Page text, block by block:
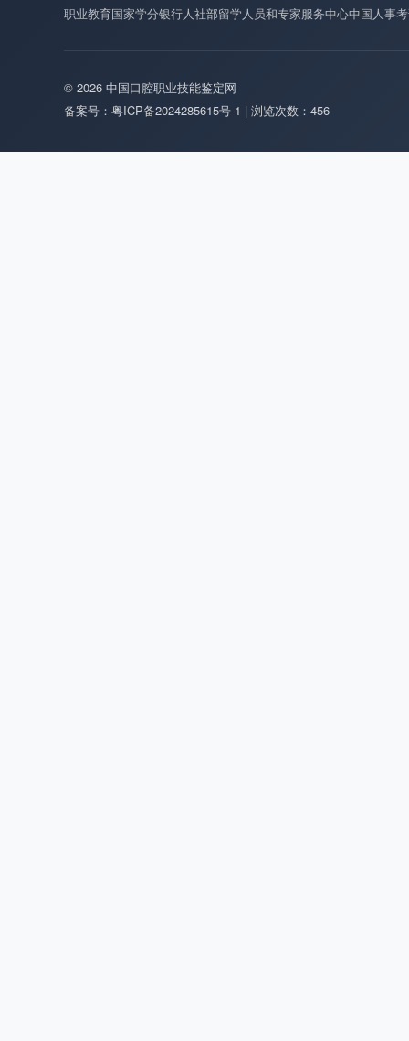
职业教育国家学分银行人社部留学人员和专家服务中心中国人事
© 2026 中国口腔职业技能鉴定网
备案号：粤ICP备2024285615号-1 | 浏览次数：456